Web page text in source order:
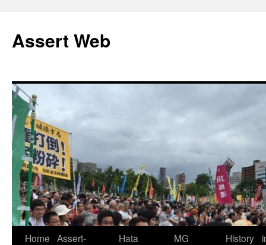
テ
ン
ス
キ
ッ
プ
Assert Web
Home Assert-
Hata
MG
History